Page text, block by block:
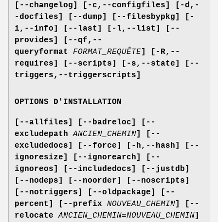
[--changelog] [-c,--configfiles] [-d,-
-docfiles] [--dump] [--filesbypkg]
[-
i,--info] [--last] [-l,--list] [--
provides]
[--qf,--
queryformat FORMAT_REQUÊTE] [-R,--
requires] [--scripts]
[-s,--state] [--
triggers,--triggerscripts]
OPTIONS D'INSTALLATION
[--allfiles] [--badreloc] [--
excludepathANCIEN_CHEMIN]
[--
excludedocs] [--force] [-h,--hash] [--
ignoresize] [--ignorearch]
[--
ignoreos] [--includedocs] [--justdb]
[--nodeps] [--noorder]
[--noscripts]
[--notriggers] [--oldpackage] [--
percent]
[--prefix NOUVEAU_CHEMIN] [--
relocateANCIEN_CHEMIN=NOUVEAU_CHEMIN]